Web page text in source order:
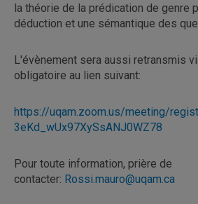
la théorie de la prédication de genre
déduction et une sémantique des
L'évènement sera aussi retransmis
obligatoire au lien suivant:
https://uqam.zoom.us/meeting/
3eKd_wUx97XySsANJ0WZ78
Pour toute information, prière de
contacter: Rossi.mauro@uqam.ca